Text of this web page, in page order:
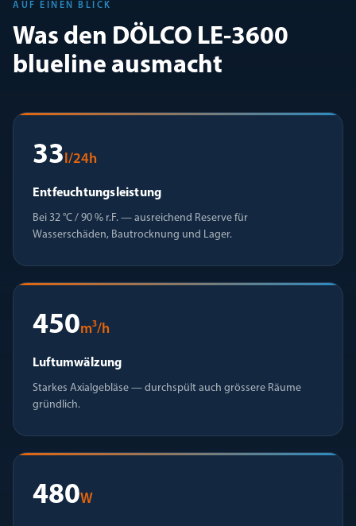
AUF EINEN BLICK
Was den DÖLCO LE-3600
blueline ausmacht
33l/24h
Entfeuchtungsleistung
Bei 32 °C / 90 % r.F. — ausreichend Reserve für
Wasserschäden, Bautrocknung und Lager.
450m³/h
Luftumwälzung
Starkes Axialgebläse — durchspült auch grössere Räume
gründlich.
480W